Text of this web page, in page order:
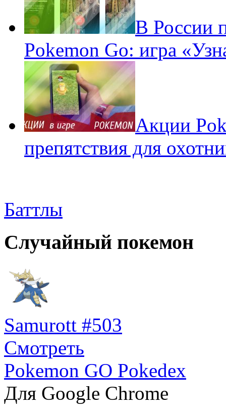
В России
Pokemon Go: игра
Акции
препятствия для
Баттлы
Случайный покемон
Samurott #503
Смотреть
Pokemon GO Pokedex
Для Google Chrome